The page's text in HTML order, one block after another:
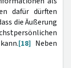
dafür dürften
die Äußerung
[18] Neben